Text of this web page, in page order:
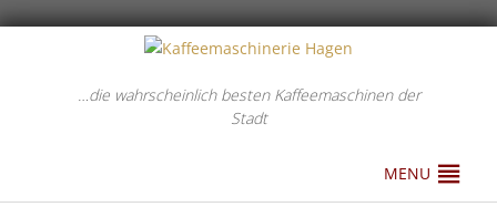
…die wahrscheinlich besten Kaffeemaschinen der
Stadt
MENU